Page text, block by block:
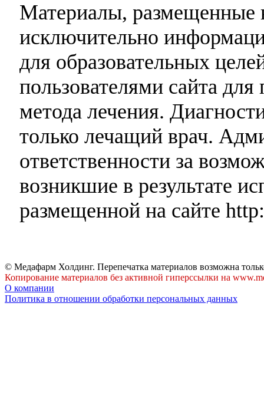
Материалы, размещенные
исключительно
для образовательных
пользователями сайта
метода лечения.
только лечащий врач.
ответственности за
возникшие в результате
размещенной на сайте
© Медафарм Холдинг. Перепечатка материалов возможна
Копирование материалов без активной гиперссылки на
О компании
Политика в отношении обработки персональных данных